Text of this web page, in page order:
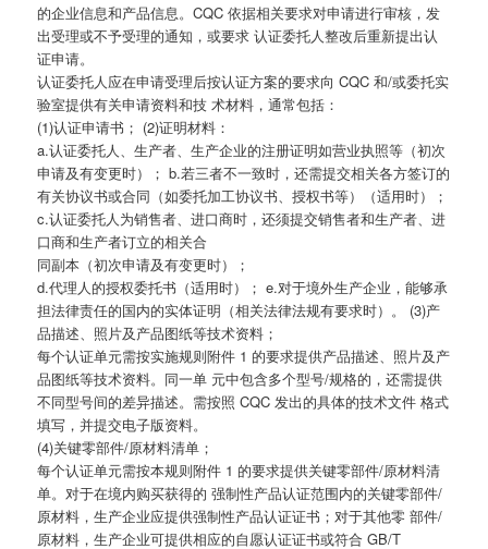
的企业信息和产品信息。CQC 依据相关要求对申请进行审核，发
出受理或不予受理的通知，或要求 认证委托人整改后重新提出认
证申请。
认证委托人应在申请受理后按认证方案的要求向 CQC 和/或委托实
验室提供有关申请资料和技 术材料，通常包括：
(1)认证申请书； (2)证明材料：
a.认证委托人、生产者、生产企业的注册证明如营业执照等（初次
申请及有变更时）； b.若三者不一致时，还需提交相关各方签订的
有关协议书或合同（如委托加工协议书、授权书等）（适用时）；
c.认证委托人为销售者、进口商时，还须提交销售者和生产者、进
口商和生产者订立的相关合
同副本（初次申请及有变更时）；
d.代理人的授权委托书（适用时）； e.对于境外生产企业，能够承
担法律责任的国内的实体证明（相关法律法规有要求时）。 (3)产
品描述、照片及产品图纸等技术资料；
每个认证单元需按实施规则附件 1 的要求提供产品描述、照片及产
品图纸等技术资料。同一单 元中包含多个型号/规格的，还需提供
不同型号间的差异描述。需按照 CQC 发出的具体的技术文件 格式
填写，并提交电子版资料。
(4)关键零部件/原材料清单；
每个认证单元需按本规则附件 1 的要求提供关键零部件/原材料清
单。对于在境内购买获得的 强制性产品认证范围内的关键零部件/
原材料，生产企业应提供强制性产品认证证书；对于其他零 部件/
原材料，生产企业可提供相应的自愿认证证书或符合 GB/T